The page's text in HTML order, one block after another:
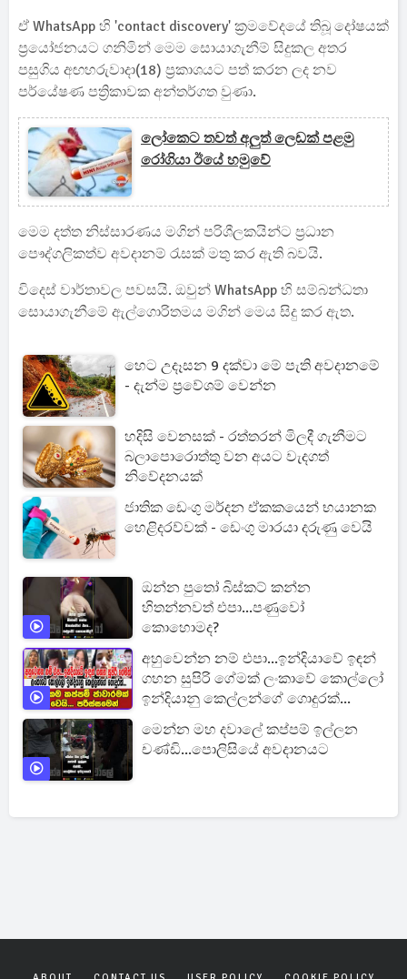
ඒ WhatsApp හි 'contact discovery' ක්‍රමවේදයේ තිබූ දෝෂයක්
ප්‍රයෝජනයට ගනිමින් මෙම සොයාගැනීම් සිදුකල අතර
පසුගිය අඟහරුවාදා(18) ප්‍රකාශයට පත් කරන ලද නව
පර්යේෂණ පත්‍රිකාවක අන්තර්ගත වුණා.
ලෝකෙට තවත් අලුත් ලෙඩක් පළමු
රෝගියා ඊයේ හමුවේ
මෙම දත්ත නිස්සාරණය මගින් පරිශීලකයින්ට ප්‍රධාන
පෞද්ගලිකත්ව අවදානම් රැසක් මතු කර ඇති බවයි.
විදෙස් වාර්තාවල පවසයි. ඔවුන් WhatsApp හි සම්බන්ධතා
සොයාගැනීමේ ඇල්ගොරිතමය මගින් මෙය සිදු කර ඇත.
හෙට උදෑසන 9 දක්වා මේ පැති අවදානමේ
- දැන්ම ප්‍රවේශම් වෙන්න
හදිසි වෙනසක් - රත්තරන් මිලදී ගැනීමට
බලාපොරොත්තු වන අයට වැදගත්
නිවේදනයක්
ජාතික ඩෙංගු මර්දන ඒකකයෙන් භයානක
හෙළිදරව්වක් - ඩෙංගු මාරයා දරුණු වෙයි
ඔන්න පුතෝ බිස්කට් කන්න
හිතන්නවත් එපා...පණුවෝ
කොහොමද?
අහුවෙන්න නම් එපා...ඉන්දියාවේ ඉඳන්
ගහන සුපිරි ගේමක් ලංකාවේ කොල්ලෝ
ඉන්දියානු කෙල්ලන්ගේ ගොදුරක්...
මෙන්න මහ දවාලේ කප්පම් ඉල්ලන
චණ්ඩි...පොලිසියේ අවදානයට